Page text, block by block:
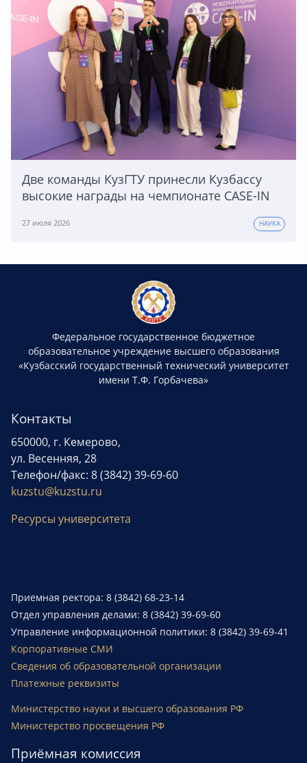
Две команды КузГТУ принесли Кузбассу
высокие награды на чемпионате CASE-IN
27 июля 2026 НАУКА
Федеральное государственное бюджетное
образовательное учреждение высшего образования
«Кузбасский государственный технический университет
имени Т.Ф. Горбачева»
Контакты
650000, г. Кемерово,
ул. Весенняя, 28
Телефон/факс: 8 (3842) 39-69-60
kuzstu@kuzstu.ru
Ресурсы университета
Приемная ректора: 8 (3842) 68-23-14
Отдел управления делами: 8 (3842) 39-69-60
Управление информационной политики: 8 (3842) 39-69-41
Корпоративные СМИ
Сведения об образовательной организации
Платежные реквизиты
Министерство науки и высшего образования РФ
Министерство просвещения РФ
Приёмная комиссия